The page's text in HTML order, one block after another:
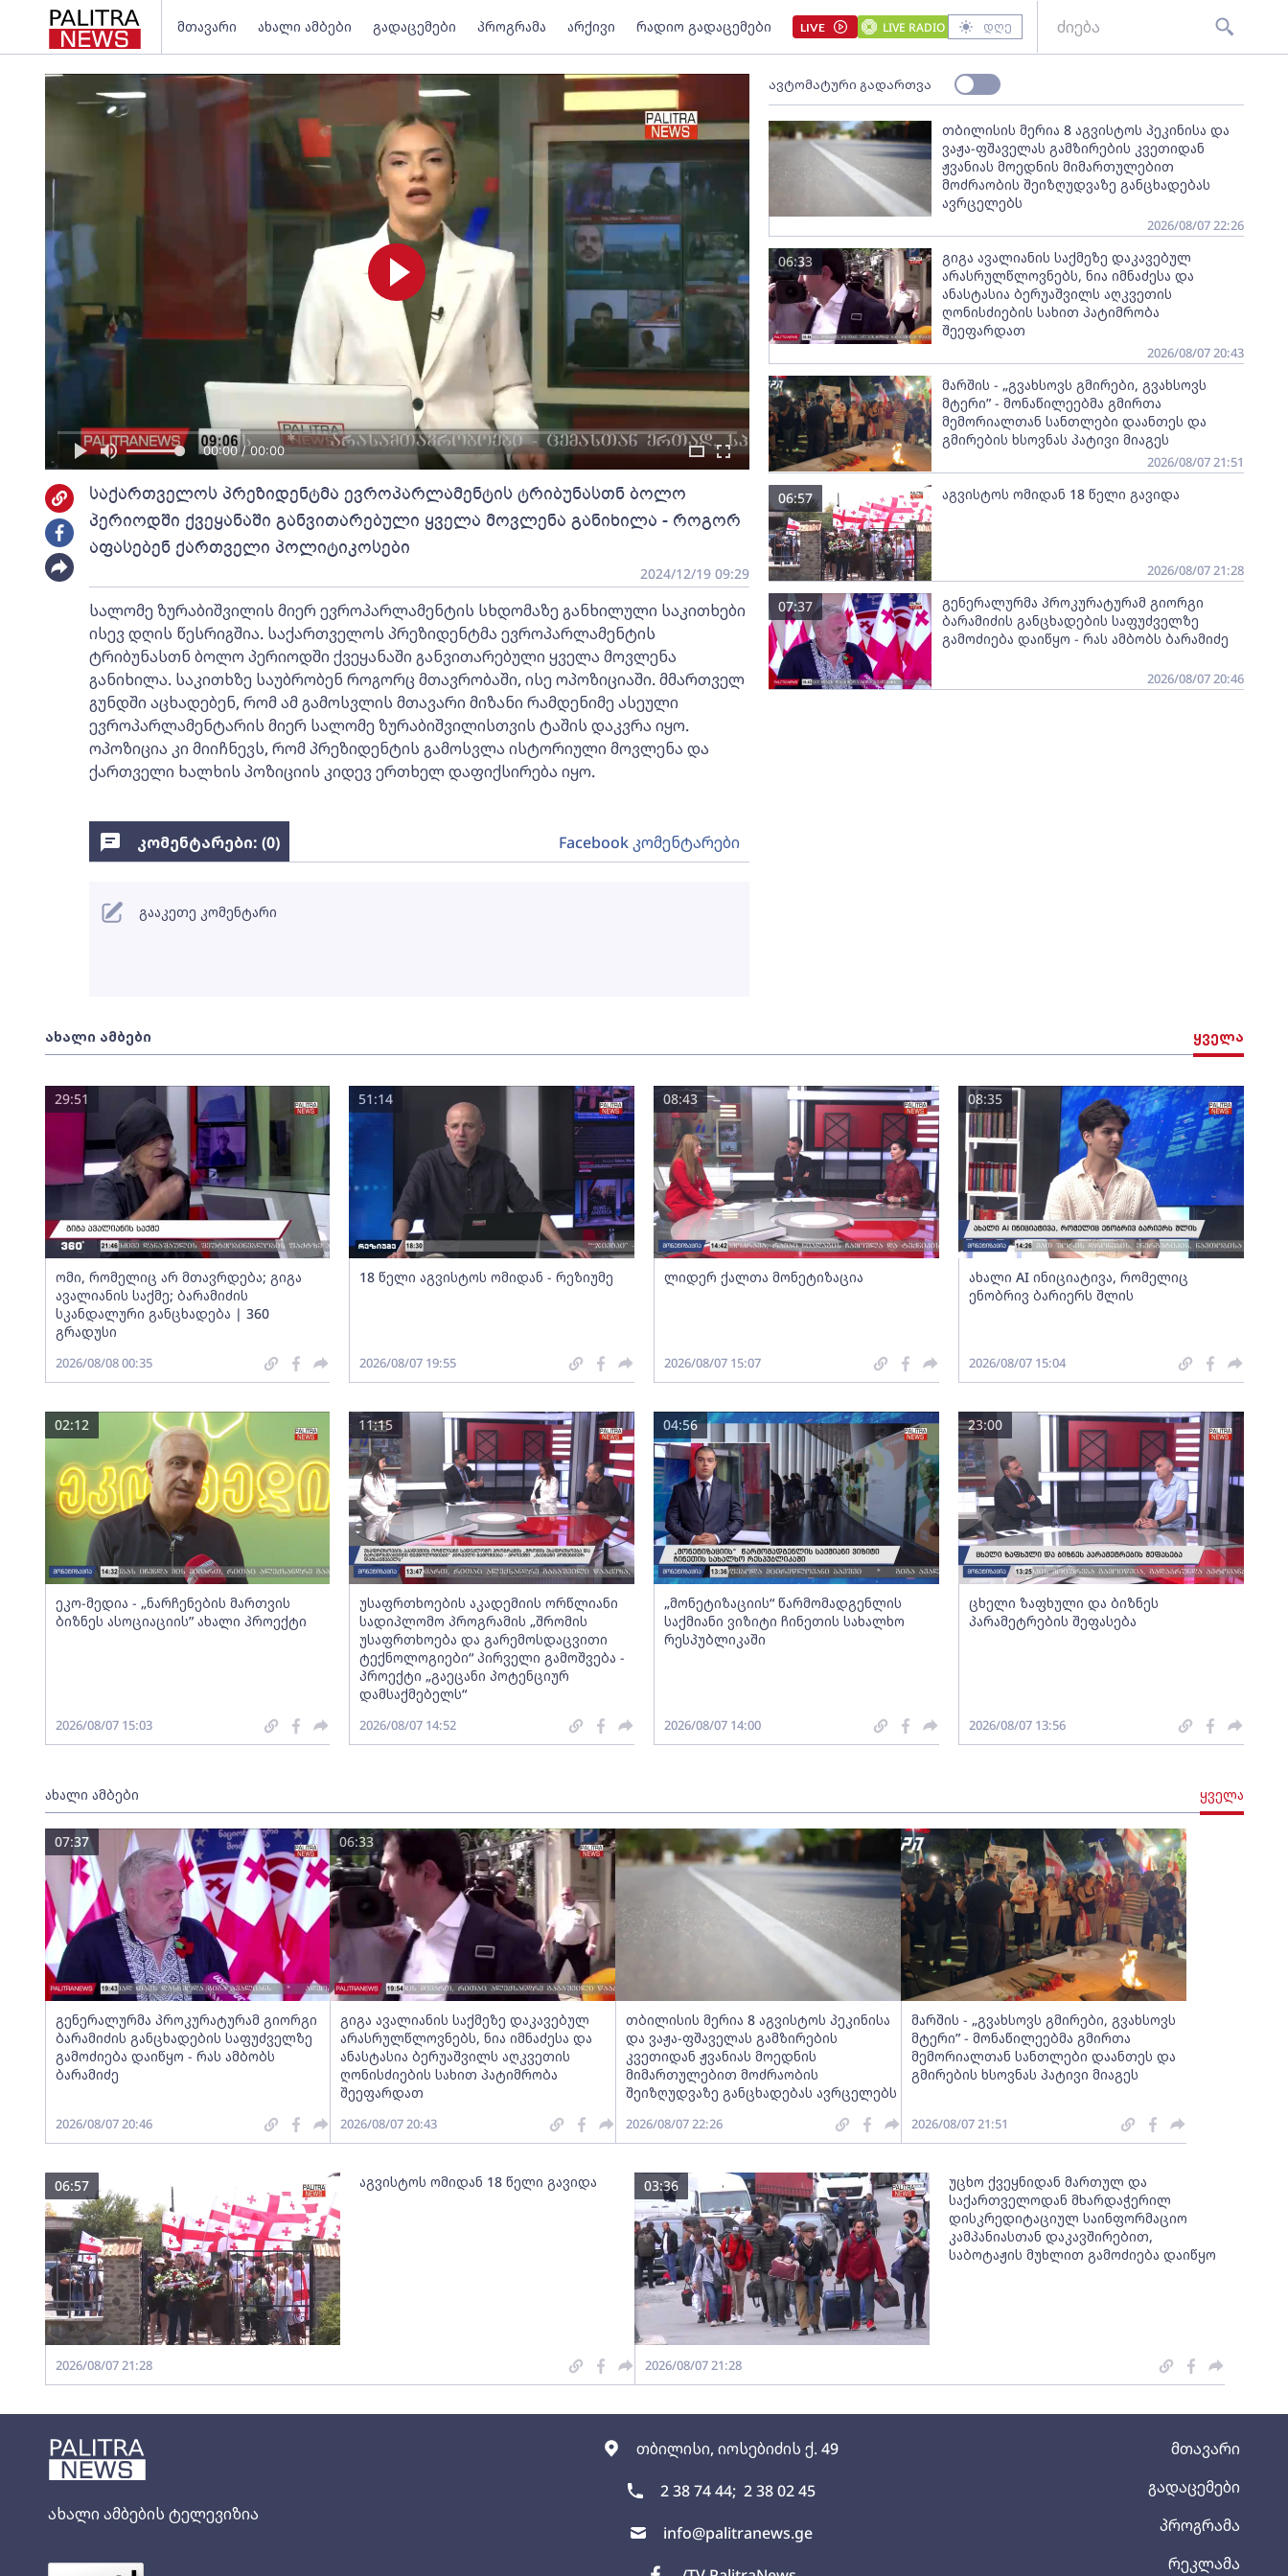
მთავარი ახალი ამბები გადაცემები პროგრამა არქივი რადიო გადაცემები LIVE LIVE RADIO დღე
ახალი ამბების ტელევიზია
თბილისი, იოსებიძის ქ. 49
2 38 74 44; 2 38 02 45
info@palitranews.ge
მთავარი
გადაცემები
პროგრამა
რეკლამა
00:00 / 00:00
საქართველოს პრეზიდენტმა ევროპარლამენტის ტრიბუნასთნ ბოლო
პერიოდში ქვეყანაში განვითარებული ყველა მოვლენა განიხილა - როგორ
აფასებენ ქართველი პოლიტიკოსები
2024/12/19 09:29
სალომე ზურაბიშვილის მიერ ევროპარლამენტის სხდომაზე განხილული საკითხები
ისევ დღის წესრიგშია. საქართველოს პრეზიდენტმა ევროპარლამენტის
ტრიბუნასთნ ბოლო პერიოდში ქვეყანაში განვითარებული ყველა მოვლენა
განიხილა. საკითხზე საუბრობენ როგორც მთავრობაში, ისე ოპოზიციაში. მმართველ
გუნდში აცხადებენ, რომ ამ გამოსვლის მთავარი მიზანი რამდენიმე ასეული
ევროპარლამენტარის მიერ სალომე ზურაბიშვილისთვის ტაშის დაკვრა იყო.
ოპოზიცია კი მიიჩნევს, რომ პრეზიდენტის გამოსვლა ისტორიული მოვლენა და
ქართველი ხალხის პოზიციის კიდევ ერთხელ დაფიქსირება იყო.
ავტომატური გადართვა
თბილისის მერია 8 აგვისტოს პეკინისა და
ვაჟა-ფშაველას გამზირების კვეთიდან
ჟვანიას მოედნის მიმართულებით
მოძრაობის შეიზღუდვაზე განცხადებას
ავრცელებს
2026/08/07 22:26
გიგა ავალიანის საქმეზე დაკავებულ
არასრულწლოვნებს, ნია იმნაძესა და
ანასტასია ბერუაშვილს აღკვეთის
ღონისძიების სახით პატიმრობა
შეეფარდათ
06:33
2026/08/07 20:43
მარშის - „გვახსოვს გმირები, გვახსოვს
მტერი” - მონაწილეებმა გმირთა
მემორიალთან სანთლები დაანთეს და
გმირების ხსოვნას პატივი მიაგეს
2026/08/07 21:51
აგვისტოს ომიდან 18 წელი გავიდა
06:57
2026/08/07 21:28
გენერალურმა პროკურატურამ გიორგი
ბარამიძის განცხადების საფუძველზე
გამოძიება დაიწყო - რას ამბობს ბარამიძე
07:37
2026/08/07 20:46
ახალი ამბები ყველა
ომი, რომელიც არ მთავრდება; გიგა
ავალიანის საქმე; ბარამიძის
სკანდალური განცხადება | 360
გრადუსი
29:51
2026/08/08 00:35
18 წელი აგვისტოს ომიდან - რეზიუმე
51:14
2026/08/07 19:55
ლიდერ ქალთა მონეტიზაცია
08:43
2026/08/07 15:07
ახალი AI ინიციატივა, რომელიც
ენობრივ ბარიერს შლის
08:35
2026/08/07 15:04
ეკო-მედია - „ნარჩენების მართვის
ბიზნეს ასოციაციის” ახალი პროექტი
02:12
2026/08/07 15:03
უსაფრთხოების აკადემიის ორწლიანი
სადიპლომო პროგრამის „შრომის
უსაფრთხოება და გარემოსდაცვითი
ტექნოლოგიები“ პირველი გამოშვება -
პროექტი „გაეცანი პოტენციურ
დამსაქმებელს“
11:15
2026/08/07 14:52
„მონეტიზაციის“ წარმომადგენლის
საქმიანი ვიზიტი ჩინეთის სახალხო
რესპუბლიკაში
04:56
2026/08/07 14:00
ცხელი ზაფხული და ბიზნეს
პარამეტრების შეფასება
23:00
2026/08/07 13:56
ახალი ამბები ყველა
გენერალურმა პროკურატურამ გიორგი
ბარამიძის განცხადების საფუძველზე
გამოძიება დაიწყო - რას ამბობს
ბარამიძე
07:37
2026/08/07 20:46
გიგა ავალიანის საქმეზე დაკავებულ
არასრულწლოვნებს, ნია იმნაძესა და
ანასტასია ბერუაშვილს აღკვეთის
ღონისძიების სახით პატიმრობა
შეეფარდათ
06:33
2026/08/07 20:43
თბილისის მერია 8 აგვისტოს პეკინისა
და ვაჟა-ფშაველას გამზირების
კვეთიდან ჟვანიას მოედნის
მიმართულებით მოძრაობის
შეიზღუდვაზე განცხადებას ავრცელებს
2026/08/07 22:26
მარშის - „გვახსოვს გმირები, გვახსოვს
მტერი” - მონაწილეებმა გმირთა
მემორიალთან სანთლები დაანთეს და
გმირების ხსოვნას პატივი მიაგეს
2026/08/07 21:51
აგვისტოს ომიდან 18 წელი გავიდა
06:57
2026/08/07 21:28
უცხო ქვეყნიდან მართულ და
საქართველოდან მხარდაჭერილ
დისკრედიტაციულ საინფორმაციო
კამპანიასთან დაკავშირებით,
საბოტაჟის მუხლით გამოძიება დაიწყო
03:36
2026/08/07 21:28
კომენტარები: (0) Facebook კომენტარები
გააკეთე კომენტარი